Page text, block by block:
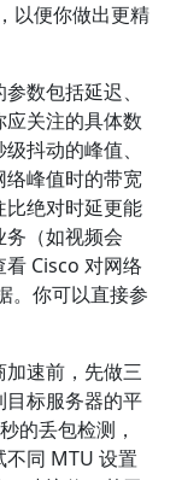
以便你做出更精
数包括延迟、
关注的具体数
抖动的峰值、
峰值时的带宽
绝对时延更能
（如视频会
Cisco 对网络
。你可以直接参
速前，先做三
目标服务器的平
的丢包检测，
同 MTU 设置